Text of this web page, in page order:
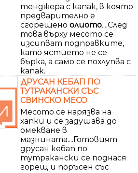
тенджера с капак, в която
предварително е
сгорещено олиото....След
това върху месото се
изсипват подправките,
като ястието не се
бърка, а само се похлупва с
капак.
ДРУСАН КЕБАП ПО
ТУТРАКАНСКИ СЪС
СВИНСКО МЕСО
Месото се нарязва на
хапки и се задушава до
омекване в
мазнината....Готовият
друсан кебап по
тутракански се поднася
горещ и поръсен със